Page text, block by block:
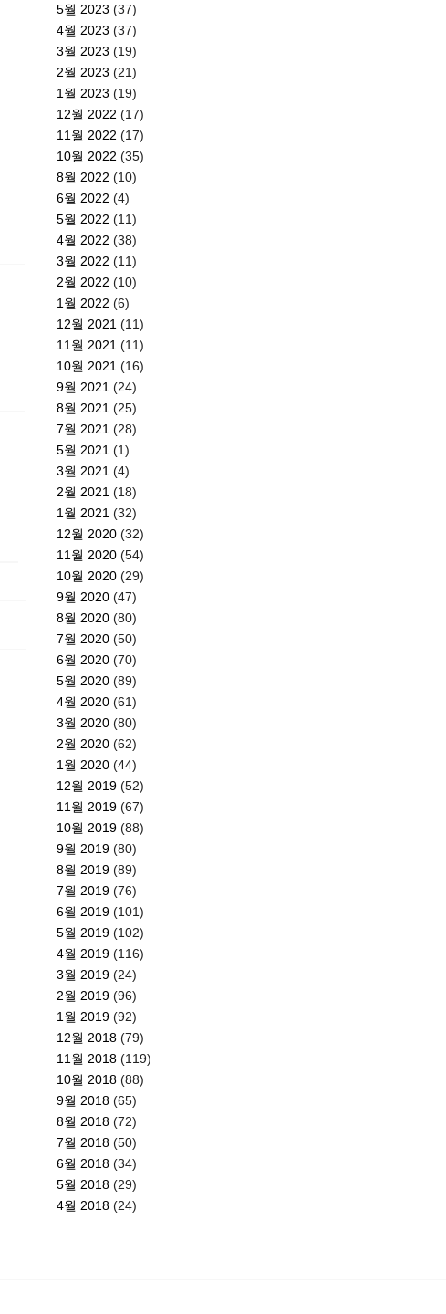
5월 2023 (37)
4월 2023 (37)
3월 2023 (19)
2월 2023 (21)
1월 2023 (19)
12월 2022 (17)
11월 2022 (17)
10월 2022 (35)
8월 2022 (10)
6월 2022 (4)
5월 2022 (11)
4월 2022 (38)
3월 2022 (11)
2월 2022 (10)
1월 2022 (6)
12월 2021 (11)
11월 2021 (11)
10월 2021 (16)
9월 2021 (24)
8월 2021 (25)
7월 2021 (28)
5월 2021 (1)
3월 2021 (4)
2월 2021 (18)
1월 2021 (32)
12월 2020 (32)
11월 2020 (54)
10월 2020 (29)
9월 2020 (47)
8월 2020 (80)
7월 2020 (50)
6월 2020 (70)
5월 2020 (89)
4월 2020 (61)
3월 2020 (80)
2월 2020 (62)
1월 2020 (44)
12월 2019 (52)
11월 2019 (67)
10월 2019 (88)
9월 2019 (80)
8월 2019 (89)
7월 2019 (76)
6월 2019 (101)
5월 2019 (102)
4월 2019 (116)
3월 2019 (24)
2월 2019 (96)
1월 2019 (92)
12월 2018 (79)
11월 2018 (119)
10월 2018 (88)
9월 2018 (65)
8월 2018 (72)
7월 2018 (50)
6월 2018 (34)
5월 2018 (29)
4월 2018 (24)